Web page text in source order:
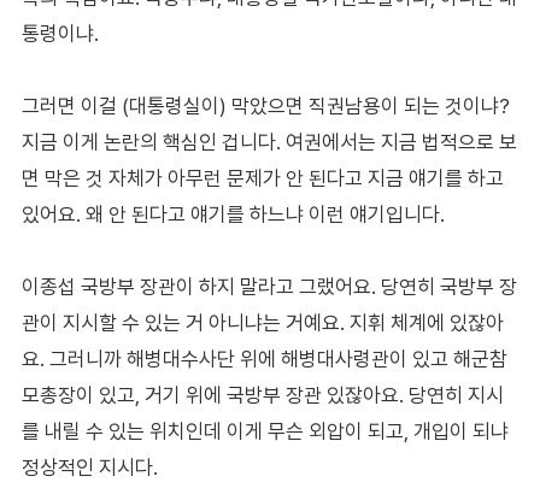
통령이냐.
그러면 이걸 (대통령실이) 막았으면 직권남용이 되는 것이냐?
지금 이게 논란의 핵심인 겁니다. 여권에서는 지금 법적으로 보
면 막은 것 자체가 아무런 문제가 안 된다고 지금 얘기를 하고
있어요. 왜 안 된다고 얘기를 하느냐 이런 얘기입니다.
이종섭 국방부 장관이 하지 말라고 그랬어요. 당연히 국방부 장
관이 지시할 수 있는 거 아니냐는 거예요. 지휘 체계에 있잖아
요. 그러니까 해병대수사단 위에 해병대사령관이 있고 해군참
모총장이 있고, 거기 위에 국방부 장관 있잖아요. 당연히 지시
를 내릴 수 있는 위치인데 이게 무슨 외압이 되고, 개입이 되냐
정상적인 지시다.